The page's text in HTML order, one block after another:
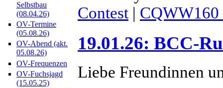
Selbstbau
(08.04.26)
OV-Termine
(05.08.26)
OV-Abend (akt.
05.08.26)
OV-Frequenzen
OV-Fuchsjagd
(15.05.25)
Contest | CQWW160
19.01.26: BCC-
Liebe Freundinnen